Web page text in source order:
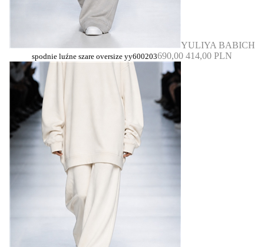
YULIYA BABICH
spodnie luźne szare oversize yy600203690,00 414,00 PLN